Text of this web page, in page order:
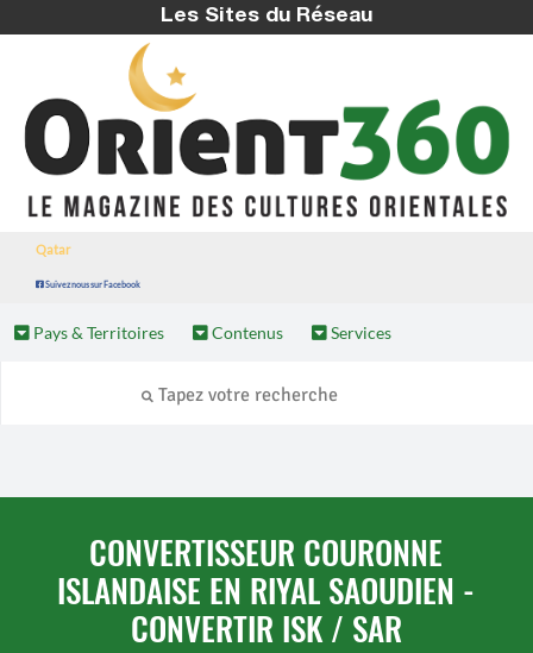
Les Sites du Réseau
Qatar
Suivez nous sur Facebook
Pays & Territoires Contenus Services
CONVERTISSEUR COURONNE
ISLANDAISE EN RIYAL SAOUDIEN -
CONVERTIR ISK / SAR